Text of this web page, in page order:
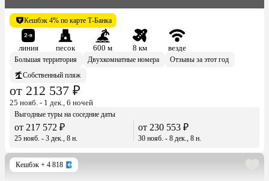
Кешбэк 4% по карте Т-Банка
линия песок 600 м 8 км
везде
Большая территория
Двухкомнатные номера
Отзывы за этот год
Собственный пляж
от 212 537 ₽
25 нояб. - 1 дек., 6 ночей
Выгодные туры на соседние даты
от 217 572 ₽
25 нояб. - 3 дек., 8 н.
от 230 553 ₽
30 нояб. - 8 дек., 8 н.
Кешбэк + 4 818